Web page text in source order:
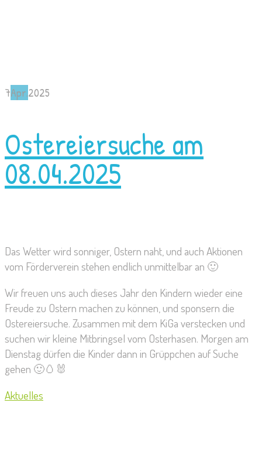
7Apr.2025
Ostereiersuche am
08.04.2025
Das Wetter wird sonniger, Ostern naht, und auch Aktionen
vom Förderverein stehen endlich unmittelbar an 🙂
Wir freuen uns auch dieses Jahr den Kindern wieder eine
Freude zu Ostern machen zu können, und sponsern die
Ostereiersuche. Zusammen mit dem KiGa verstecken und
suchen wir kleine Mitbringsel vom Osterhasen. Morgen am
Dienstag dürfen die Kinder dann in Grüppchen auf Suche
gehen 🙂🥚🐰
Aktuelles